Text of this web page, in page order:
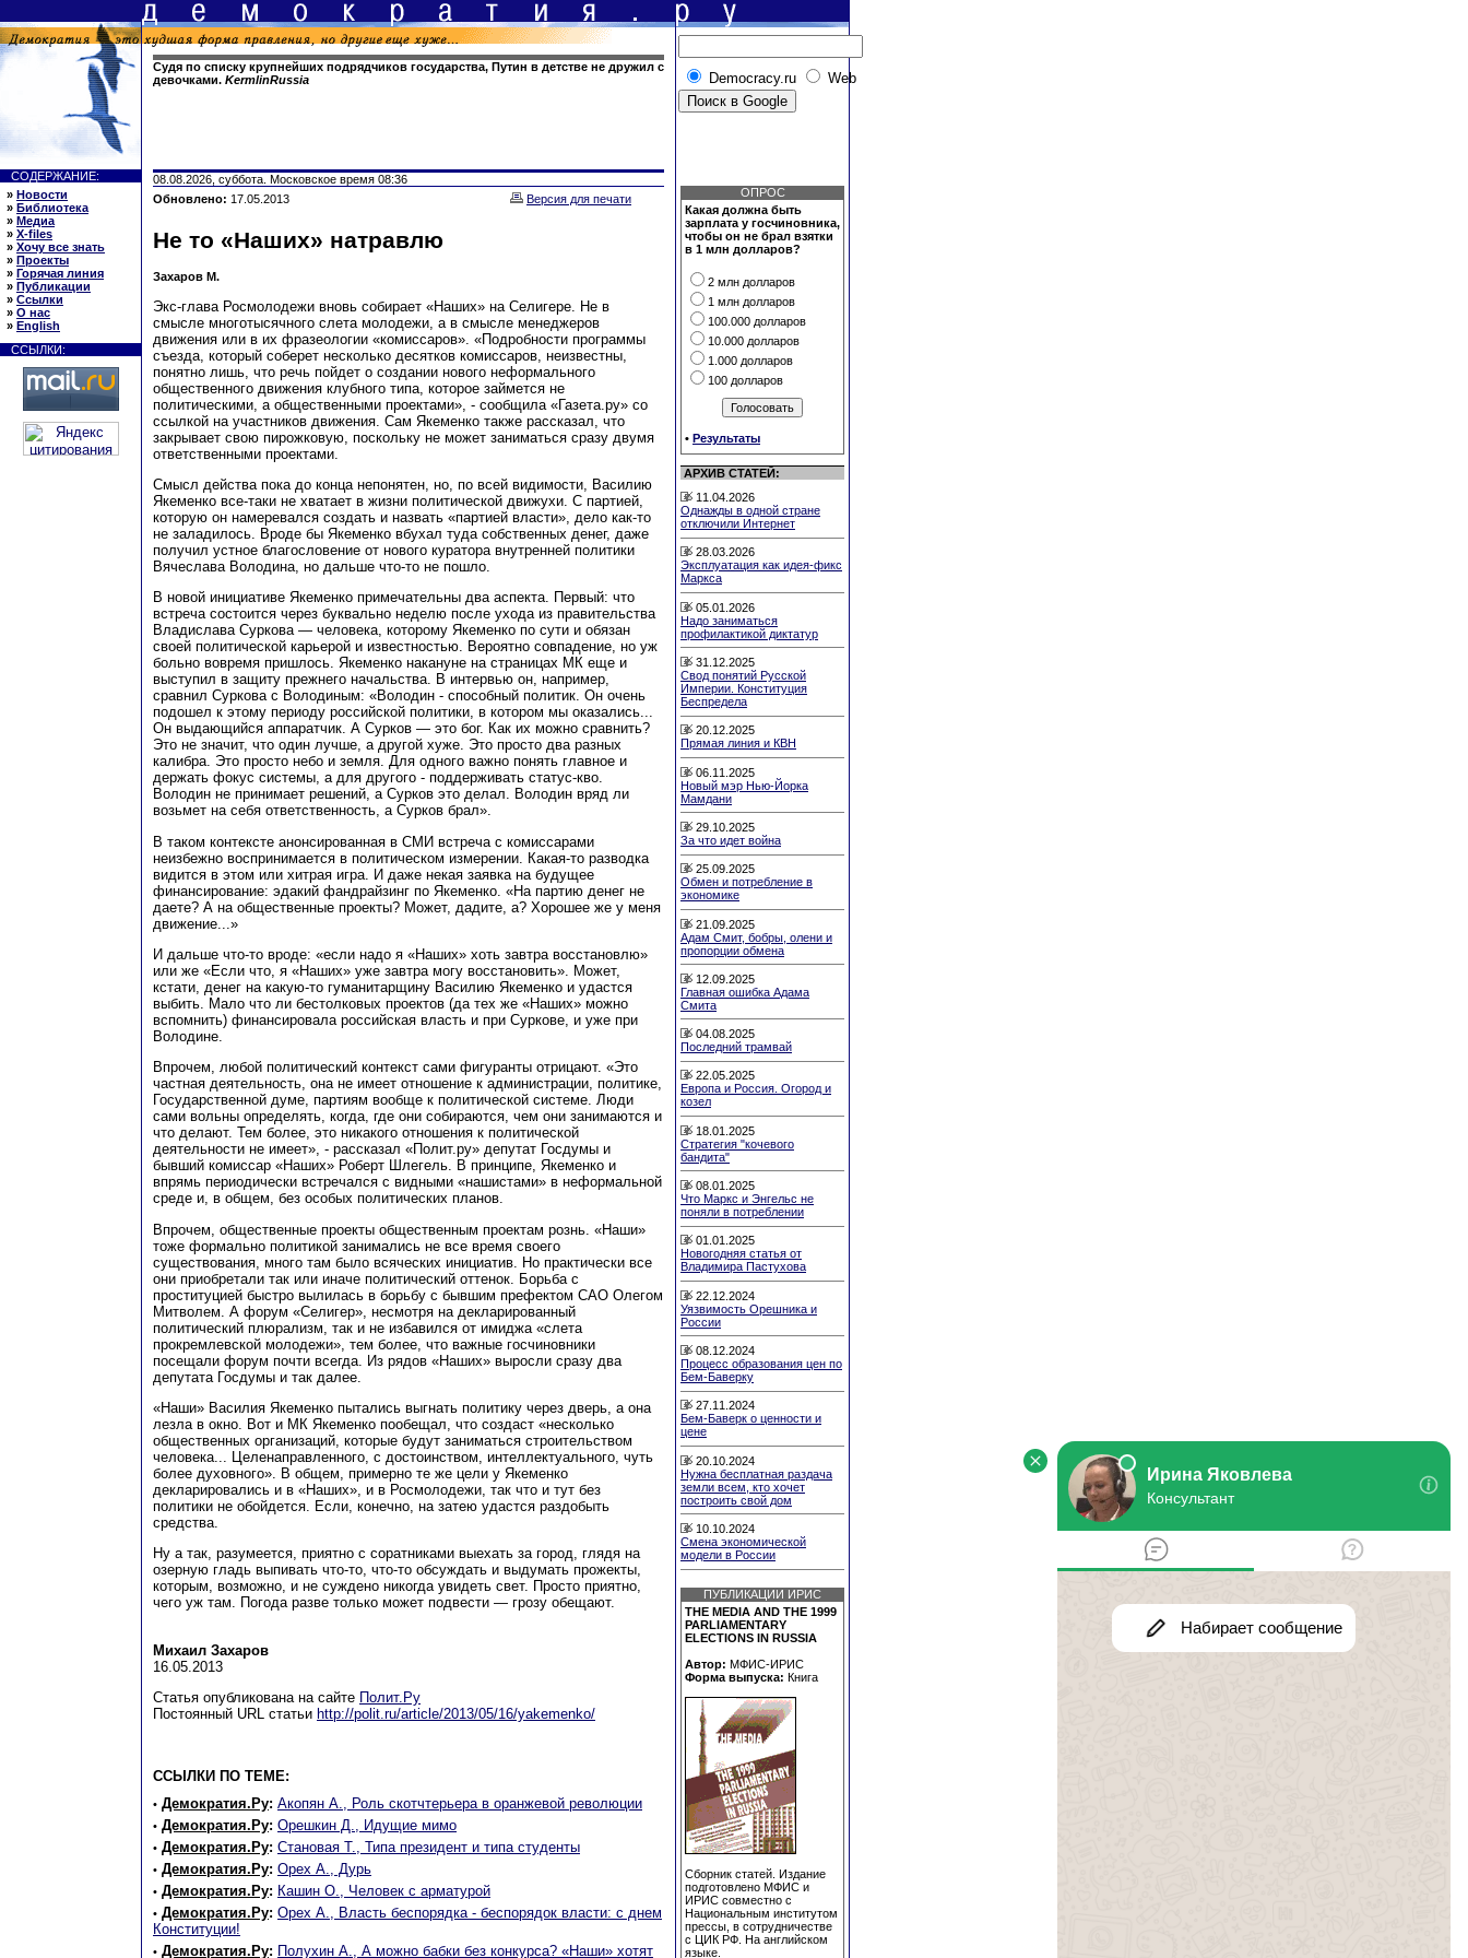
Судя по списку крупнейших подрядчиков государства, Путин в детстве не дружил с
девочками. KermlinRussia Democracy.ru Web
СОДЕРЖАНИЕ:
» Новости
» Библиотека
» Медиа
» X-files
» Хочу все знать
» Проекты
» Горячая линия
» Публикации
» Ссылки
» О нас
» English
ССЫЛКИ:
08.08.2026, суббота. Московское время 08:36
Обновлено: 17.05.2013 Версия для печати
Не то «Наших» натравлю
Захаров М.
Экс-глава Росмолодежи вновь собирает «Наших» на Селигере. Не в
смысле многотысячного слета молодежи, а в смысле менеджеров
движения или в их фразеологии «комиссаров». «Подробности программы
съезда, который соберет несколько десятков комиссаров, неизвестны,
понятно лишь, что речь пойдет о создании нового неформального
общественного движения клубного типа, которое займется не
политическими, а общественными проектами», - сообщила «Газета.ру» со
ссылкой на участников движения. Сам Якеменко также рассказал, что
закрывает свою пирожковую, поскольку не может заниматься сразу двумя
ответственными проектами.
Смысл действа пока до конца непонятен, но, по всей видимости, Василию
Якеменко все-таки не хватает в жизни политической движухи. С партией,
которую он намеревался создать и назвать «партией власти», дело как-то
не заладилось. Вроде бы Якеменко вбухал туда собственных денег, даже
получил устное благословение от нового куратора внутренней политики
Вячеслава Володина, но дальше что-то не пошло.
В новой инициативе Якеменко примечательны два аспекта. Первый: что
встреча состоится через буквально неделю после ухода из правительства
Владислава Суркова — человека, которому Якеменко по сути и обязан
своей политической карьерой и известностью. Вероятно совпадение, но уж
больно вовремя пришлось. Якеменко накануне на страницах МК еще и
выступил в защиту прежнего начальства. В интервью он, например,
сравнил Суркова с Володиным: «Володин - способный политик. Он очень
подошел к этому периоду российской политики, в котором мы оказались...
Он выдающийся аппаратчик. А Сурков — это бог. Как их можно сравнить?
Это не значит, что один лучше, а другой хуже. Это просто два разных
калибра. Это просто небо и земля. Для одного важно понять главное и
держать фокус системы, а для другого - поддерживать статус-кво.
Володин не принимает решений, а Сурков это делал. Володин вряд ли
возьмет на себя ответственность, а Сурков брал».
В таком контексте анонсированная в СМИ встреча с комиссарами
неизбежно воспринимается в политическом измерении. Какая-то разводка
видится в этом или хитрая игра. И даже некая заявка на будущее
финансирование: эдакий фандрайзинг по Якеменко. «На партию денег не
даете? А на общественные проекты? Может, дадите, а? Хорошее же у меня
движение...»
И дальше что-то вроде: «если надо я «Наших» хоть завтра восстановлю»
или же «Если что, я «Наших» уже завтра могу восстановить». Может,
кстати, денег на какую-то гуманитарщину Василию Якеменко и удастся
выбить. Мало что ли бестолковых проектов (да тех же «Наших» можно
вспомнить) финансировала российская власть и при Суркове, и уже при
Володине.
Впрочем, любой политический контекст сами фигуранты отрицают. «Это
частная деятельность, она не имеет отношение к администрации, политике,
Государственной думе, партиям вообще к политической системе. Люди
сами вольны определять, когда, где они собираются, чем они занимаются и
что делают. Тем более, это никакого отношения к политической
деятельности не имеет», - рассказал «Полит.ру» депутат Госдумы и
бывший комиссар «Наших» Роберт Шлегель. В принципе, Якеменко и
впрямь периодически встречался с видными «нашистами» в неформальной
среде и, в общем, без особых политических планов.
Впрочем, общественные проекты общественным проектам рознь. «Наши»
тоже формально политикой занимались не все время своего
существования, много там было всяческих инициатив. Но практически все
они приобретали так или иначе политический оттенок. Борьба с
проституцией быстро вылилась в борьбу с бывшим префектом САО Олегом
Митволем. А форум «Селигер», несмотря на декларированный
политический плюрализм, так и не избавился от имиджа «слета
прокремлевской молодежи», тем более, что важные госчиновники
посещали форум почти всегда. Из рядов «Наших» выросли сразу два
депутата Госдумы и так далее.
«Наши» Василия Якеменко пытались выгнать политику через дверь, а она
лезла в окно. Вот и МК Якеменко пообещал, что создаст «несколько
общественных организаций, которые будут заниматься строительством
человека... Целенаправленного, с достоинством, интеллектуального, чуть
более духовного». В общем, примерно те же цели у Якеменко
декларировались и в «Наших», и в Росмолодежи, так что и тут без
политики не обойдется. Если, конечно, на затею удастся раздобыть
средства.
Ну а так, разумеется, приятно с соратниками выехать за город, глядя на
озерную гладь выпивать что-то, что-то обсуждать и выдумать прожекты,
которым, возможно, и не суждено никогда увидеть свет. Просто приятно,
чего уж там. Погода разве только может подвести — грозу обещают.
Михаил Захаров
16.05.2013
Статья опубликована на сайте Полит.Ру
Постоянный URL статьи http://polit.ru/article/2013/05/16/yakemenko/
ССЫЛКИ ПО ТЕМЕ:
• Демократия.Ру: Акопян А., Роль скотчтерьера в оранжевой революции
• Демократия.Ру: Орешкин Д., Идущие мимо
• Демократия.Ру: Становая Т., Типа президент и типа студенты
• Демократия.Ру: Орех А., Дурь
• Демократия.Ру: Кашин О., Человек с арматурой
• Демократия.Ру: Орех А., Власть беспорядка - беспорядок власти: с днем
Конституции!
• Демократия.Ру: Полухин А., А можно бабки без конкурса? «Наши» хотят
ОПРОС
Какая должна быть
зарплата у госчиновника,
чтобы он не брал взятки
в 1 млн долларов?
2 млн долларов
1 млн долларов
100.000 долларов
10.000 долларов
1.000 долларов
100 долларов
• Результаты
АРХИВ СТАТЕЙ:
11.04.2026
Однажды в одной стране
отключили Интернет
28.03.2026
Эксплуатация как идея-фикс
Маркса
05.01.2026
Надо заниматься
профилактикой диктатур
31.12.2025
Свод понятий Русской
Империи. Конституция
Беспредела
20.12.2025
Прямая линия и КВН
06.11.2025
Новый мэр Нью-Йорка
Мамдани
29.10.2025
За что идет война
25.09.2025
Обмен и потребление в
экономике
21.09.2025
Адам Смит, бобры, олени и
пропорции обмена
12.09.2025
Главная ошибка Адама
Смита
04.08.2025
Последний трамвай
22.05.2025
Европа и Россия. Огород и
козел
18.01.2025
Стратегия "кочевого
бандита"
08.01.2025
Что Маркс и Энгельс не
поняли в потреблении
01.01.2025
Новогодняя статья от
Владимира Пастухова
22.12.2024
Уязвимость Орешника и
России
08.12.2024
Процесс образования цен по
Бем-Баверку
27.11.2024
Бем-Баверк о ценности и
цене
20.10.2024
Нужна бесплатная раздача
земли всем, кто хочет
построить свой дом
10.10.2024
Смена экономической
модели в России
ПУБЛИКАЦИИ ИРИС
THE MEDIA AND THE 1999
PARLIAMENTARY
ELECTIONS IN RUSSIA
Автор: МФИС-ИРИС
Форма выпуска: Книга
Сборник статей. Издание
подготовлено МФИС и
ИРИС совместно с
Национальным институтом
прессы, в сотрудничестве
с ЦИК РФ. На английском
языке.